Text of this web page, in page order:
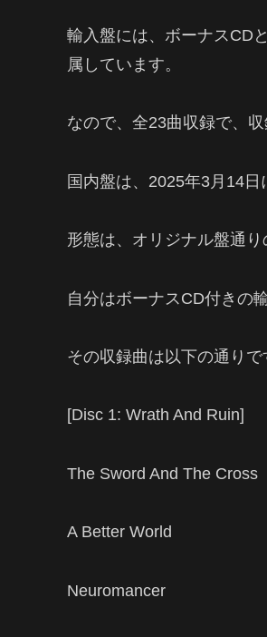
輸入盤には、ボーナスCD
属しています。
なので、全23曲収録で、収
国内盤は、2025年3月14日
形態は、オリジナル盤通
自分はボーナスCD付きの
その収録曲は以下の通りで
[Disc 1: Wrath And Ruin]
The Sword And The Cross
A Better World
Neuromancer